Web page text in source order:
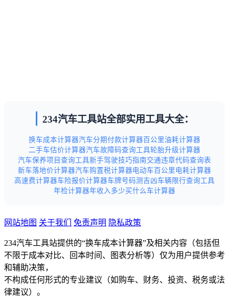
234汽车工具站全部实用工具大全：
换车成本计算器汽车分期付款计算器百公里油耗计算器
二手车估价计算器汽车故障码查询工具轮胎升级计算器
汽车保养项目查询工具新手驾驶技巧指南交通违章代码查询表
新车落地价计算器汽车购置税计算器电动车百公里电耗计算器
高速费计算器车险报价计算器车牌号码测吉凶车辆限行查询工具
年检计算器年收入多少买什么车计算器
网站地图 关于我们 免责声明 隐私政策
234汽车工具站提供的“换车成本计算器”及相关内容（包括但
不限于成本对比、回本时间、图表分析等）仅为用户提供参考
和辅助决策，
不构成任何形式的专业建议（如购车、财务、投资、税务或法
律建议）。